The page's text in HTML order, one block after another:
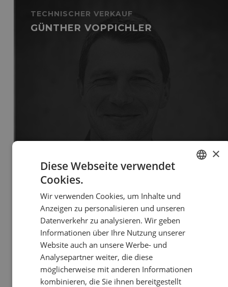
TECHNISCHER VERKAUF
GÜNTHER VOPPICHLER
39 348 349 5986
VERKAUFSLEITER
MICHAEL HOFMANN
×
Diese Webseite verwendet
Cookies.
Wir verwenden Cookies, um Inhalte und
Anzeigen zu personalisieren und unseren
Datenverkehr zu analysieren. Wir geben
Informationen über Ihre Nutzung unserer
Website auch an unsere Werbe- und
Analysepartner weiter, die diese
möglicherweise mit anderen Informationen
kombinieren, die Sie ihnen bereitgestellt